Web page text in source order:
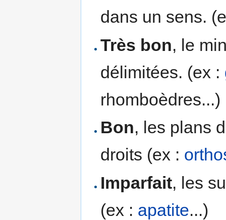
dans un sens.
Très bon, le
délimitées. (ex :
rhomboèdres...)
Bon, les plans
droits (ex :
Imparfait, les
(ex : apatite...)